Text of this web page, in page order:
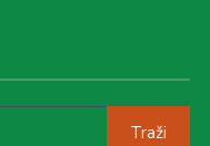
Traži